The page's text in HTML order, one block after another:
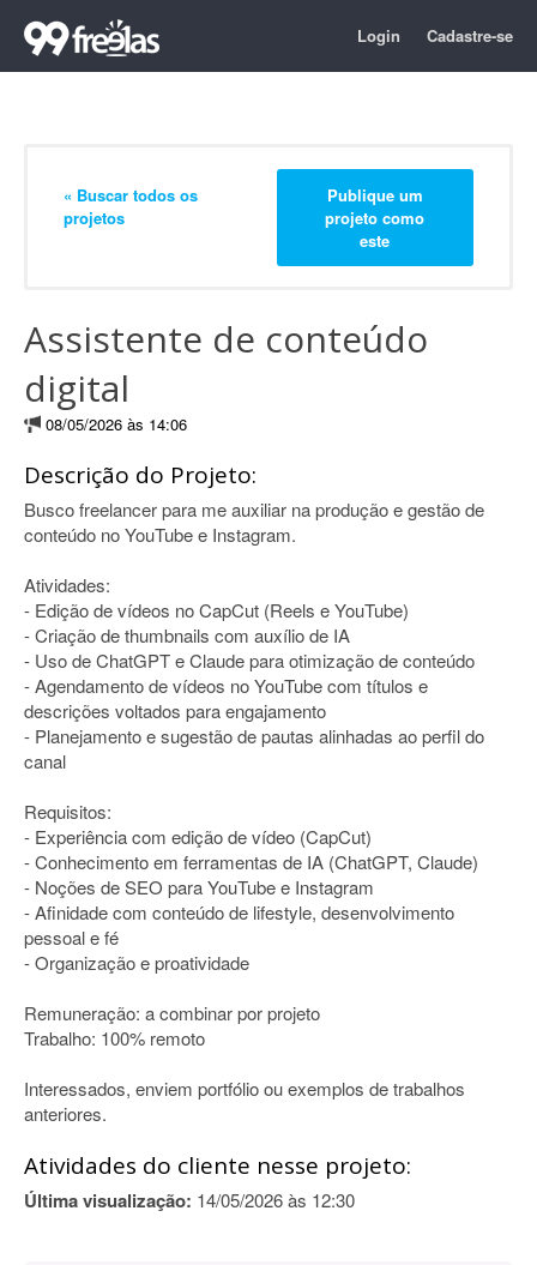
Login Cadastre-se
« Buscar todos os
projetos
Publique um
projeto como
este
Assistente de conteúdo
digital
08/05/2026 às 14:06
Descrição do Projeto:
Busco freelancer para me auxiliar na produção e gestão de
conteúdo no YouTube e Instagram.
Atividades:
- Edição de vídeos no CapCut (Reels e YouTube)
- Criação de thumbnails com auxílio de IA
- Uso de ChatGPT e Claude para otimização de conteúdo
- Agendamento de vídeos no YouTube com títulos e
descrições voltados para engajamento
- Planejamento e sugestão de pautas alinhadas ao perfil do
canal
Requisitos:
- Experiência com edição de vídeo (CapCut)
- Conhecimento em ferramentas de IA (ChatGPT, Claude)
- Noções de SEO para YouTube e Instagram
- Afinidade com conteúdo de lifestyle, desenvolvimento
pessoal e fé
- Organização e proatividade
Remuneração: a combinar por projeto
Trabalho: 100% remoto
Interessados, enviem portfólio ou exemplos de trabalhos
anteriores.
Atividades do cliente nesse projeto:
Última visualização: 14/05/2026 às 12:30